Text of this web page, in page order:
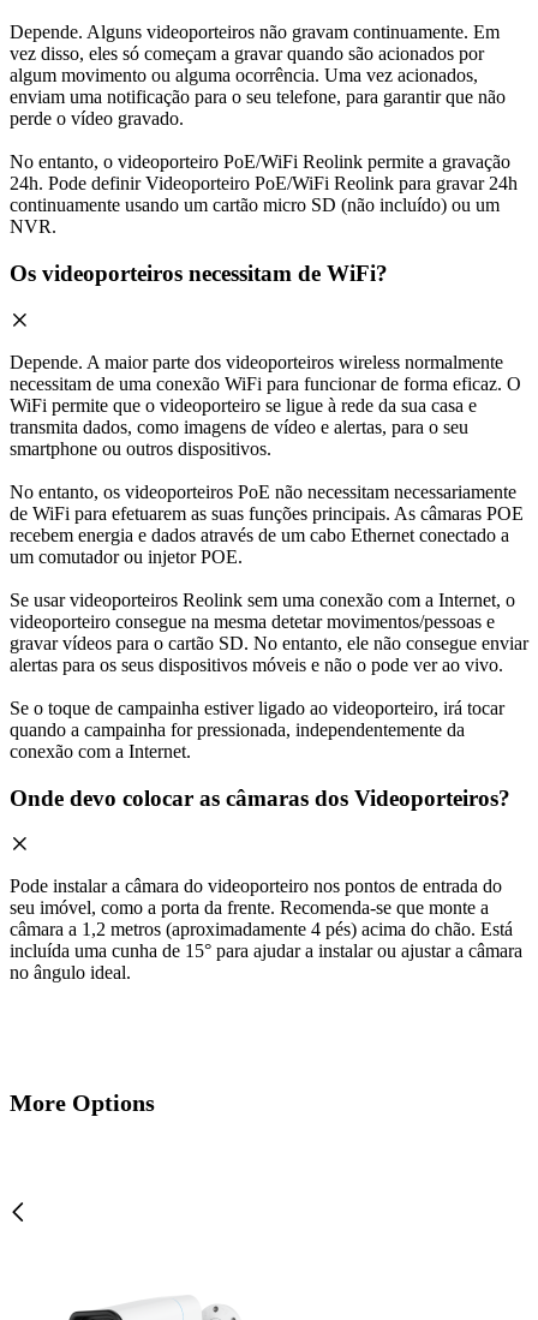
Depende. Alguns videoporteiros não gravam continuamente. Em
vez disso, eles só começam a gravar quando são acionados por
algum movimento ou alguma ocorrência. Uma vez acionados,
enviam uma notificação para o seu telefone, para garantir que não
perde o vídeo gravado.
No entanto, o videoporteiro PoE/WiFi Reolink permite a gravação
24h. Pode definir Videoporteiro PoE/WiFi Reolink para gravar 24h
continuamente usando um cartão micro SD (não incluído) ou um
NVR.
Os videoporteiros necessitam de WiFi?
Depende. A maior parte dos videoporteiros wireless normalmente
necessitam de uma conexão WiFi para funcionar de forma eficaz. O
WiFi permite que o videoporteiro se ligue à rede da sua casa e
transmita dados, como imagens de vídeo e alertas, para o seu
smartphone ou outros dispositivos.
No entanto, os videoporteiros PoE não necessitam necessariamente
de WiFi para efetuarem as suas funções principais. As câmaras POE
recebem energia e dados através de um cabo Ethernet conectado a
um comutador ou injetor POE.
Se usar videoporteiros Reolink sem uma conexão com a Internet, o
videoporteiro consegue na mesma detetar movimentos/pessoas e
gravar vídeos para o cartão SD. No entanto, ele não consegue enviar
alertas para os seus dispositivos móveis e não o pode ver ao vivo.
Se o toque de campainha estiver ligado ao videoporteiro, irá tocar
quando a campainha for pressionada, independentemente da
conexão com a Internet.
Onde devo colocar as câmaras dos Videoporteiros?
Pode instalar a câmara do videoporteiro nos pontos de entrada do
seu imóvel, como a porta da frente. Recomenda-se que monte a
câmara a 1,2 metros (aproximadamente 4 pés) acima do chão. Está
incluída uma cunha de 15° para ajudar a instalar ou ajustar a câmara
no ângulo ideal.
More Options